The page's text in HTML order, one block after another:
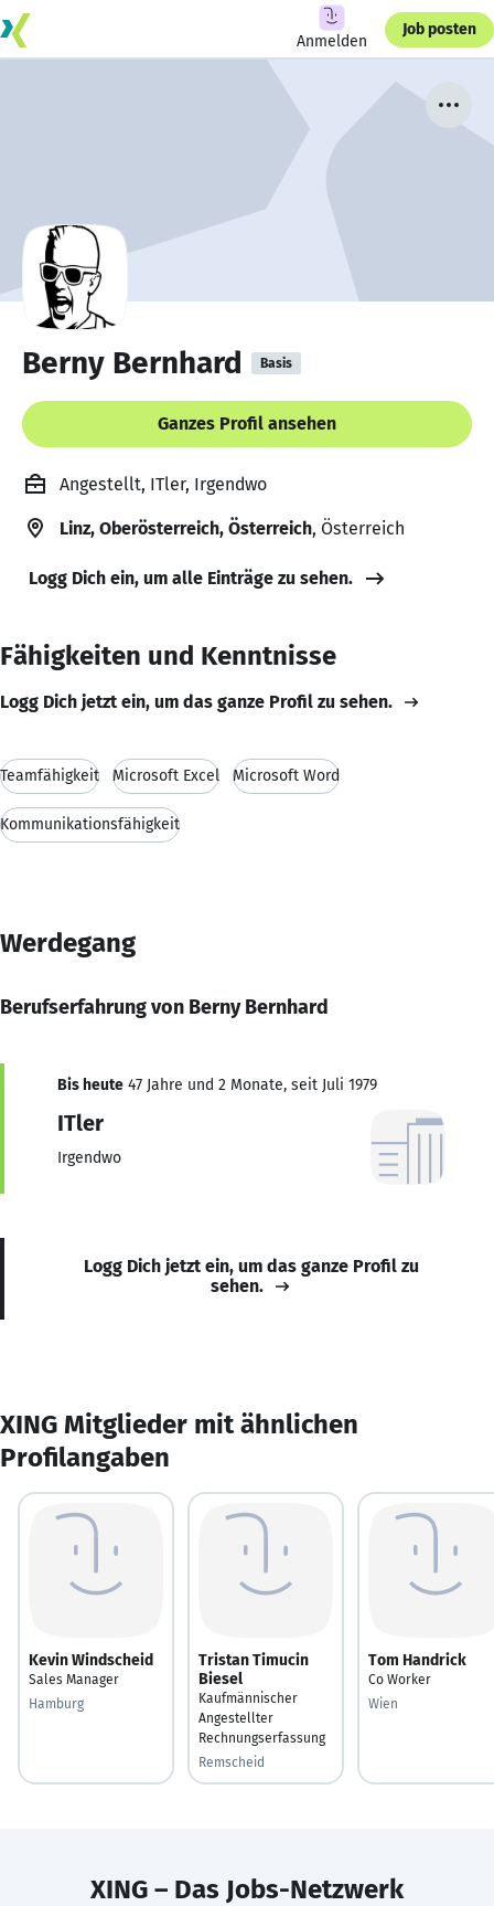
Anmelden
Job posten
Berny Bernhard Basis
Ganzes Profil ansehen
Angestellt, ITler, Irgendwo
Linz, Oberösterreich, Österreich, Österreich
Logg Dich ein, um alle Einträge zu sehen.
Fähigkeiten und Kenntnisse
Logg Dich jetzt ein, um das ganze Profil zu sehen.
Teamfähigkeit Microsoft Excel Microsoft Word
Kommunikationsfähigkeit
Werdegang
Berufserfahrung von Berny Bernhard
Bis heute 47 Jahre und 2 Monate, seit Juli 1979
ITler
Irgendwo
Logg Dich jetzt ein, um das ganze Profil zu
sehen.
XING Mitglieder mit ähnlichen
Profilangaben
Kevin Windscheid
Sales Manager
Hamburg
Tristan Timucin
Biesel
Kaufmännischer
Angestellter
Rechnungserfassung
Remscheid
Tom Handrick
Co Worker
Wien
XING – Das Jobs-Netzwerk